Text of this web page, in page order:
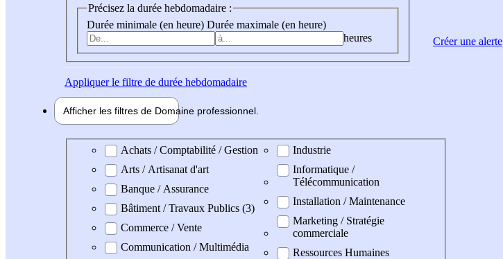
Précisez la durée hebdomadaire :
Durée minimale (en heure) Durée maximale (en heure)
heures
Appliquerle filtre de durée hebdomadaire
Afficher les filtres de Domaine professionnel
Domaine professionel
Achats / Comptabilité / Gestion
Arts / Artisanat d'art
Banque / Assurance
Bâtiment / Travaux Publics (3)
Commerce / Vente
Communication / Multimédia
Industrie
Informatique /
Télécommunication
Installation / Maintenance
Marketing / Stratégie
commerciale
Ressources Humaines
Créer une alerte